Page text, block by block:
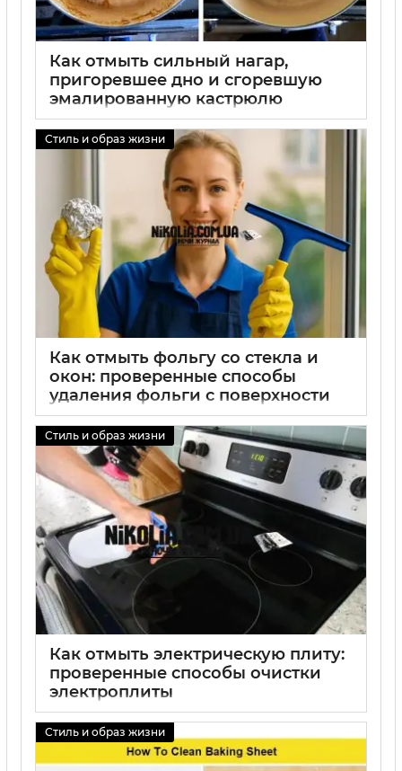
Как отмыть сильный нагар,
пригоревшее дно и сгоревшую
эмалированную кастрюлю
Стиль и образ жизни
Как отмыть фольгу со стекла и
окон: проверенные способы
удаления фольги с поверхности
Стиль и образ жизни
Как отмыть электрическую плиту:
проверенные способы очистки
электроплиты
Стиль и образ жизни